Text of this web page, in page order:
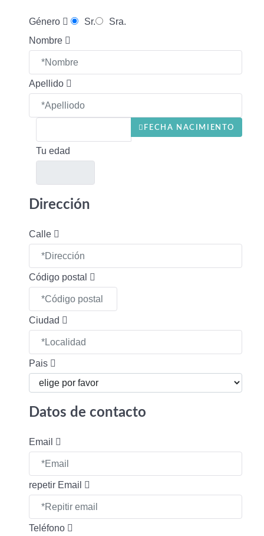
Género Sr.
Sra.
Nombre
Apellido
FECHA NACIMIENTO
Tu edad
Dirección
Calle
Código postal
Ciudad
Pais
Datos de contacto
Email
repetir Email
Teléfono